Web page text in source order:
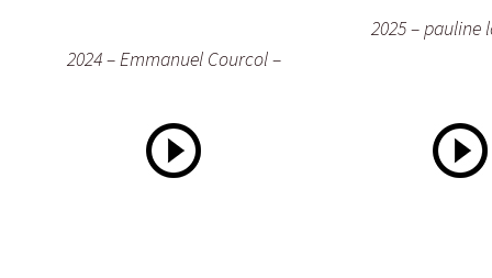
2024 – Emmanuel Courcol –
2025 – pauline